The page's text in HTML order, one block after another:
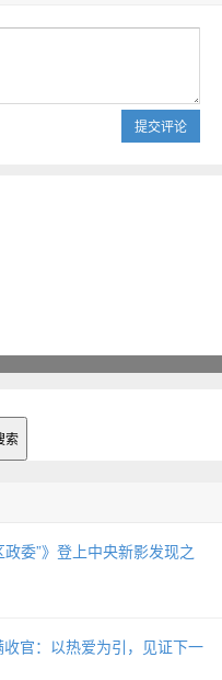
提交评论
索
委”》登上中央新影发现之
官：以热爱为引，见证下一